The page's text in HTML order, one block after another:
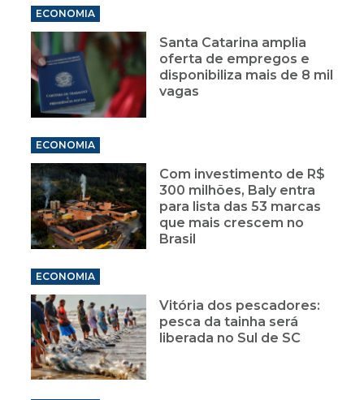
ECONOMIA
Santa Catarina amplia
oferta de empregos e
disponibiliza mais de 8 mil
vagas
ECONOMIA
Com investimento de R$
300 milhões, Baly entra
para lista das 53 marcas
que mais crescem no
Brasil
ECONOMIA
Vitória dos pescadores:
pesca da tainha será
liberada no Sul de SC